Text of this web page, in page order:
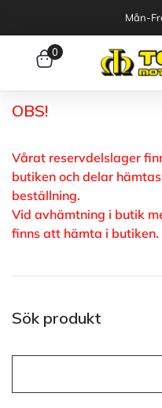
Mån-
0
OBS!
Vårat reservdelslager
butiken och delar
beställning.
Vid avhämtning i butik
finns att hämta i butiken.
Sök produkt